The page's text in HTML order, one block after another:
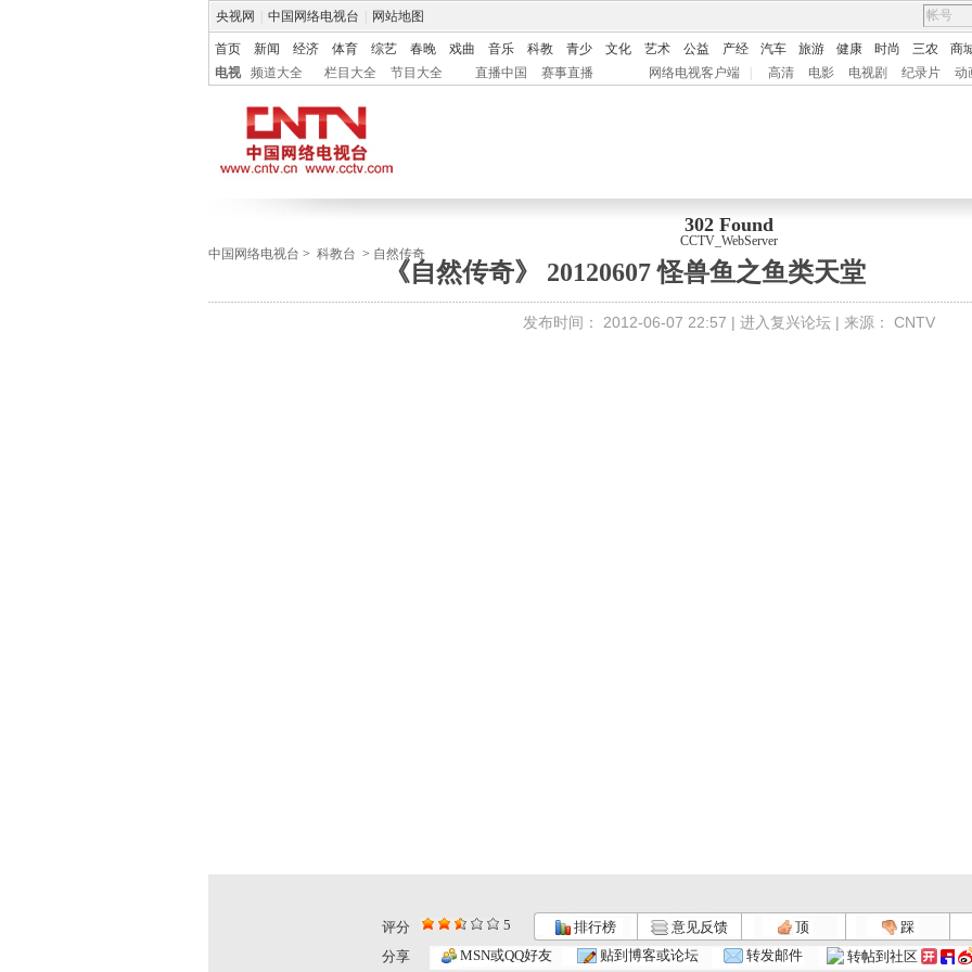
央视网 中国网络电视台 网站地图
首页 新闻 经济 体育 综艺 春晚 戏曲 音乐 科教 青少 文化 艺术 公益 产经 汽车 旅游 健康 时尚 三农
商
电视
频道大全 栏目大全 节目大全 直播中国 赛事直播 网络电视客户端 高清 电影 电视剧 纪录片 动
302 Found
CCTV_WebServer
中国网络电视台 > 科教台 > 自然传奇
《自然传奇》 20120607 怪兽鱼之鱼类天堂
发布时间： 2012-06-07 22:57 | 进入复兴论坛 | 来源： CNTV
评分 5 排行榜 意见反馈 顶
踩
分享
MSN或QQ好友 贴到博客或论坛 转发邮件 转帖到社区